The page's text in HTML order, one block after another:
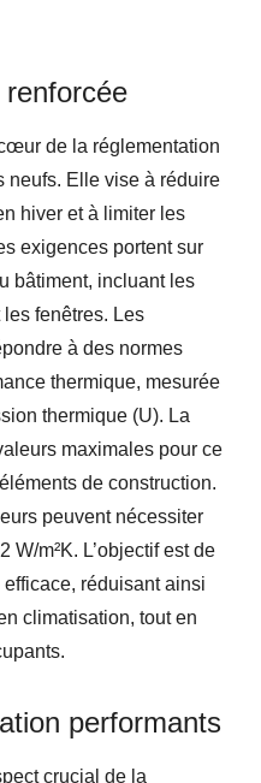
de la réglementation
neufs. Elle vise à réduire
hiver et à limiter les
exigences portent sur
bâtiment, incluant les
fenêtres. Les
à des normes
thermique, mesurée
thermique (U). La
maximales pour ce
de construction.
peuvent nécessiter
W/m²K. L’objectif est de
réduisant ainsi
climatisation, tout en
performants
crucial de la